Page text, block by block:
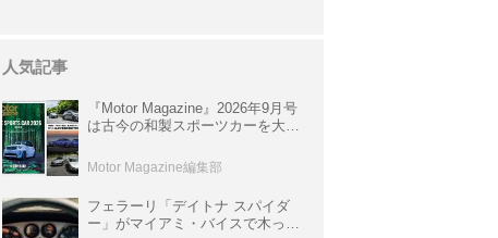
人気記事
『Motor Magazine』2026年9月号
は古今の和製スポーツカーを大特
情報も満載
Motor Magazine編集部
フェラーリ「デイトナ スパイダ
ー」がマイアミ・バイスで木っ端